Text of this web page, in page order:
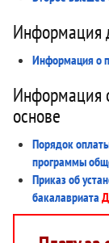
Информация
Информация о
Информация
основе
Порядок
программы
Приказ об
бакалавриата